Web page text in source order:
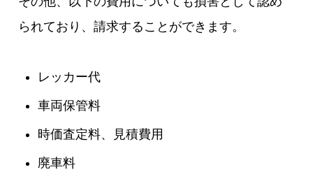
られており、請求することができます。
レッカー代
車両保管料
時価査定料、見積費用
廃車料